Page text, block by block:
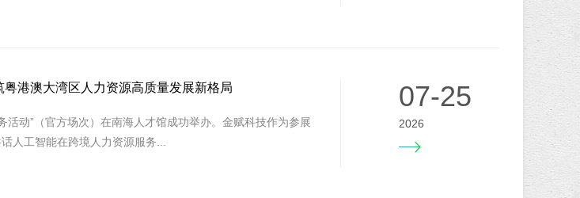
港澳大湾区人力资源高质量发展新格局
动”（官方场次）在南海人才馆成功举办。金赋科技作为参展
人工智能在跨境人力资源服务...
07-25
2026